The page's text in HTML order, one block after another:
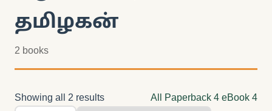
தமிழகன்
2 books
Showing all 2 results All Paperback 4 eBook 4